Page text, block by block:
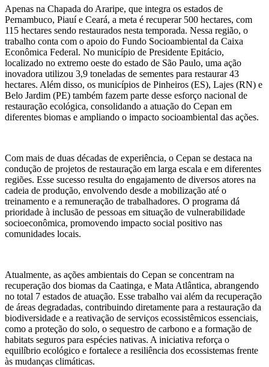
Apenas na Chapada do Araripe, que integra os estados de
Pernambuco, Piauí e Ceará, a meta é recuperar 500 hectares, com
115 hectares sendo restaurados nesta temporada. Nessa região, o
trabalho conta com o apoio do Fundo Socioambiental da Caixa
Econômica Federal. No município de Presidente Epitácio,
localizado no extremo oeste do estado de São Paulo, uma ação
inovadora utilizou 3,9 toneladas de sementes para restaurar 43
hectares. Além disso, os municípios de Pinheiros (ES), Lajes (RN) e
Belo Jardim (PE) também fazem parte desse esforço nacional de
restauração ecológica, consolidando a atuação do Cepan em
diferentes biomas e ampliando o impacto socioambiental das ações.
Com mais de duas décadas de experiência, o Cepan se destaca na
condução de projetos de restauração em larga escala e em diferentes
regiões. Esse sucesso resulta do engajamento de diversos atores na
cadeia de produção, envolvendo desde a mobilização até o
treinamento e a remuneração de trabalhadores. O programa dá
prioridade à inclusão de pessoas em situação de vulnerabilidade
socioeconômica, promovendo impacto social positivo nas
comunidades locais.
Atualmente, as ações ambientais do Cepan se concentram na
recuperação dos biomas da Caatinga, e Mata Atlântica, abrangendo
no total 7 estados de atuação. Esse trabalho vai além da recuperação
de áreas degradadas, contribuindo diretamente para a restauração da
biodiversidade e a reativação de serviços ecossistêmicos essenciais,
como a proteção do solo, o sequestro de carbono e a formação de
habitats seguros para espécies nativas. A iniciativa reforça o
equilíbrio ecológico e fortalece a resiliência dos ecossistemas frente
às mudanças climáticas.